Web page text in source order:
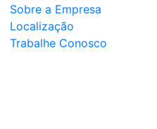
Sobre a Empresa
Localização
Trabalhe Conosco